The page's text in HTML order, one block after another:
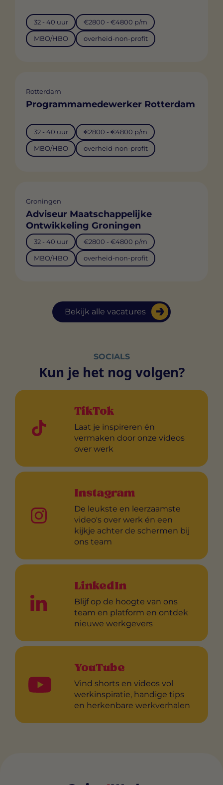
Bekijk alle vacatures
32 - 40 uur €2800 - €4800 p/m
MBO/HBO overheid-non-profit
Rotterdam
Programmamedewerker Rotterdam
32 - 40 uur €2800 - €4800 p/m
MBO/HBO overheid-non-profit
Groningen
Adviseur Maatschappelijke
Ontwikkeling Groningen
32 - 40 uur €2800 - €4800 p/m
MBO/HBO overheid-non-profit
SOCIALS
Kun je het nog volgen?
TikTok
Laat je inspireren én
vermaken door onze videos
over werk
Instagram
De leukste en leerzaamste
video's over werk én een
kijkje achter de schermen bij
ons team
LinkedIn
Blijf op de hoogte van ons
team en platform en ontdek
nieuwe werkgevers
YouTube
Vind shorts en videos vol
werkinspiratie, handige tips
en herkenbare werkverhalen